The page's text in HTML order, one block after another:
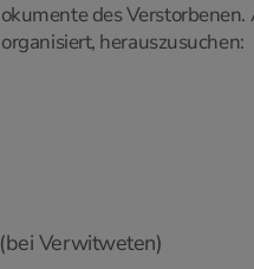
des
herauszusuchen:
Verwitweten)